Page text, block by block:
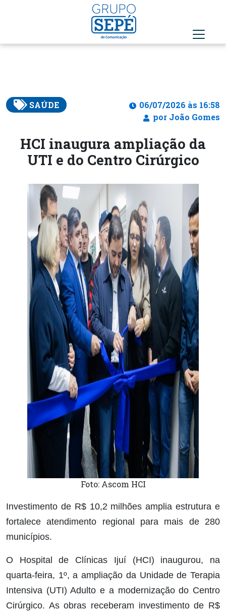
SAÚDE
06/07/2026 às 16:58
por João Gomes
HCI inaugura ampliação da
UTI e do Centro Cirúrgico
Foto: Ascom HCI
Investimento de R$ 10,2 milhões amplia estrutura e
fortalece atendimento regional para mais de 280
municípios.
O Hospital de Clínicas Ijuí (HCI) inaugurou, na
quarta-feira, 1º, a ampliação da Unidade de Terapia
Intensiva (UTI) Adulto e a modernização do Centro
Cirúrgico. As obras receberam investimento de R$